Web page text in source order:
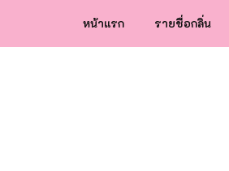
หน้าแรก รายชื่อกลิ่น